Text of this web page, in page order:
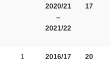
2020/21
–
2021/22
17
1 2016/17 20